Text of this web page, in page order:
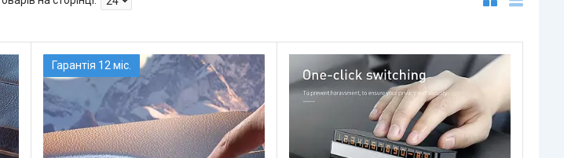
Гарантія 12 міс.